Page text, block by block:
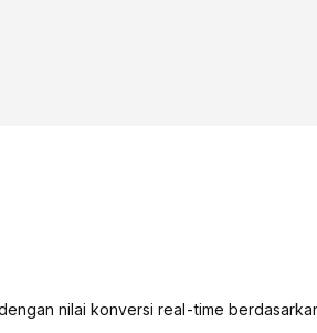
nilai konversi real-time